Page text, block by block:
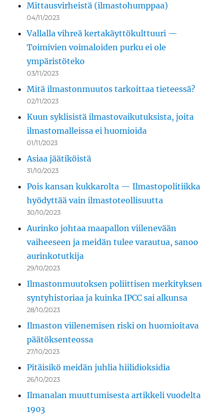
Mittausvirheistä (ilmastohumppaa)
04/11/2023
Vallalla vihreä kertakäyttökulttuuri —
Toimivien voimaloiden purku ei ole
ympäristöteko
03/11/2023
Mitä ilmastonmuutos tarkoittaa tieteessä?
02/11/2023
Kuun syklisistä ilmastovaikutuksista, joita
ilmastomalleissa ei huomioida
01/11/2023
Asiaa jäätiköistä
31/10/2023
Pois kansan kukkarolta — Ilmastopolitiikka
hyödyttää vain ilmastoteollisuutta
30/10/2023
Aurinko johtaa maapallon viilenevään
vaiheeseen ja meidän tulee varautua, sanoo
aurinkotutkija
29/10/2023
Ilmastonmuutoksen poliittisen merkityksen
syntyhistoriaa ja kuinka IPCC sai alkunsa
28/10/2023
Ilmaston viilenemisen riski on huomioitava
päätöksenteossa
27/10/2023
Pitäisikö meidän juhlia hiilidioksidia
26/10/2023
Ilmanalan muuttumisesta artikkeli vuodelta
1903